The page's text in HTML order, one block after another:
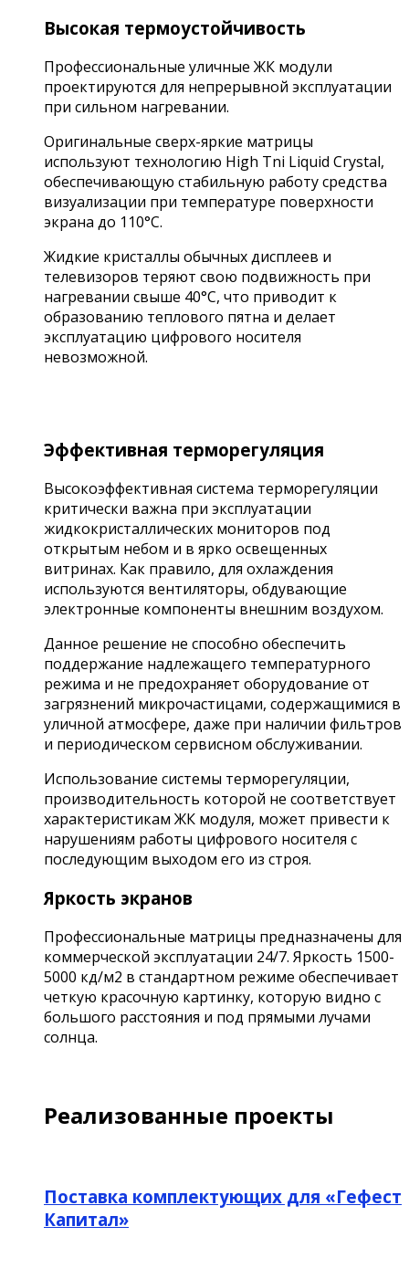
Высокая термоустойчивость
Профессиональные уличные ЖК модули
проектируются для непрерывной эксплуатации
при сильном нагревании.
Оригинальные сверх-яркие матрицы
используют технологию High Tni Liquid Crystal,
обеспечивающую стабильную работу средства
визуализации при температуре поверхности
экрана до 110°C.
Жидкие кристаллы обычных дисплеев и
телевизоров теряют свою подвижность при
нагревании свыше 40°C, что приводит к
образованию теплового пятна и делает
эксплуатацию цифрового носителя
невозможной.
Эффективная терморегуляция
Высокоэффективная система терморегуляции
критически важна при эксплуатации
жидкокристаллических мониторов под
открытым небом и в ярко освещенных
витринах. Как правило, для охлаждения
используются вентиляторы, обдувающие
электронные компоненты внешним воздухом.
Данное решение не способно обеспечить
поддержание надлежащего температурного
режима и не предохраняет оборудование от
загрязнений микрочастицами, содержащимися в
уличной атмосфере, даже при наличии фильтров
и периодическом сервисном обслуживании.
Использование системы терморегуляции,
производительность которой не соответствует
характеристикам ЖК модуля, может привести к
нарушениям работы цифрового носителя с
последующим выходом его из строя.
Яркость экранов
Профессиональные матрицы предназначены для
коммерческой эксплуатации 24/7. Яркость 1500-
5000 кд/м2 в стандартном режиме обеспечивает
четкую красочную картинку, которую видно с
большого расстояния и под прямыми лучами
солнца.
Реализованные проекты
Поставка комплектующих для «Гефест
Капитал»